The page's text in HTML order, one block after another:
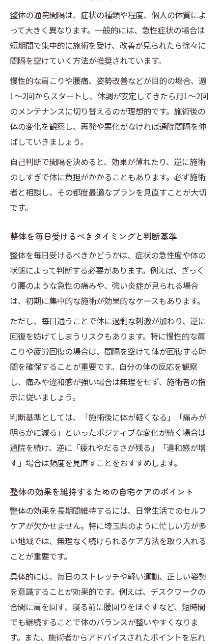
整体の通院間隔は、症状の種類や程度、個人の体質によ
って大きく異なります。一般的には、急性症状の場合は
短期間で集中的に施術を受け、改善が見られたら徐々に
間隔を空けていく方法が推奨されています。
慢性的な肩こりや腰痛、姿勢改善などが目的の場合、週
1～2回からスタートし、体調が安定してきたら月1～2回
のメンテナンスに切り替えるのが理想的です。施術後の
体の変化を観察し、再発や悪化がなければ通院間隔を伸
ばしていきましょう。
自己判断で間隔を決めると、効果が薄れたり、逆に施術
のしすぎで体に負担がかかることもあります。必ず施術
者と相談し、その都度最適なプランを見直すことが大切
です。
整体を毎日受けるべきタイミングと判断基準
整体を毎日受けるべきかどうかは、症状の急性度や体の
状態によって判断する必要があります。例えば、ぎっく
り腰のような急性の痛みや、強い炎症が見られる場合
は、初期に集中的な施術が効果的なケースもあります。
ただし、毎日通うことで体に過剰な刺激が加わり、逆に
回復を妨げてしまうリスクもあります。特に慢性的な肩
こりや疲労回復の場合は、間隔を空けて体が回復する時
間を確保することが重要です。自分の体の反応を観察
し、痛みや違和感が強い場合は無理をせず、施術者の指
示に従いましょう。
判断基準としては、「施術後に体が軽くなる」「痛みが
明らかに減る」といったポジティブな変化が続く場合は
通院を続け、逆に「疲れやだるさが残る」「違和感が増
す」場合は頻度を見直すことをおすすめします。
整体の効果を維持するための自宅ケアのポイント
整体の効果を長期間維持するには、日常生活でのセルフ
ケアが欠かせません。特に埼玉県のように忙しい方が多
い地域では、無理なく続けられるケア方法を取り入れる
ことが重要です。
具体的には、毎日のストレッチや軽い運動、正しい姿勢
を意識することが効果的です。例えば、デスクワークの
合間に肩を回す、寝る前に腰回りをほぐすなど、短時間
でも継続することで体のバランスが整いやすくなりま
す。また、施術者からアドバイスされたポイントを忘れ